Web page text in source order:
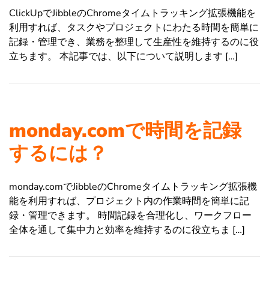
ClickUpでJibbleのChromeタイムトラッキング拡張機能を
利用すれば、タスクやプロジェクトにわたる時間を簡単に
記録・管理でき、業務を整理して生産性を維持するのに役
立ちます。 本記事では、以下について説明します […]
monday.comで時間を記録
するには？
monday.comでJibbleのChromeタイムトラッキング拡張機
能を利用すれば、プロジェクト内の作業時間を簡単に記
録・管理できます。 時間記録を合理化し、ワークフロー
全体を通して集中力と効率を維持するのに役立ちま […]